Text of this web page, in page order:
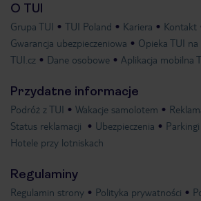
O TUI
Grupa TUI TUI Poland Kariera
Kontakt
Gwarancja ubezpieczeniowa
Opieka TUI
TUI.cz
Dane osobowe Aplikacja mobilna
Przydatne informacje
Podróż z TUI Wakacje samolotem
Status reklamacji
Ubezpieczenia
Parkingi
Hotele przy lotniskach
Regulaminy
Regulamin strony Polityka prywatności